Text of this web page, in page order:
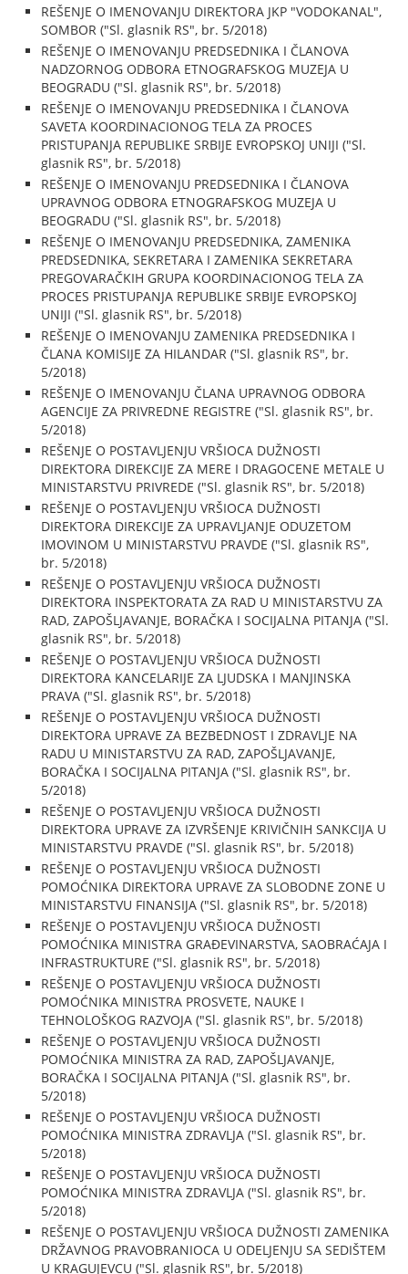
REŠENJE O IMENOVANJU DIREKTORA JKP "VODOKANAL",
SOMBOR ("Sl. glasnik RS", br. 5/2018)
REŠENJE O IMENOVANJU PREDSEDNIKA I ČLANOVA
NADZORNOG ODBORA ETNOGRAFSKOG MUZEJA U
BEOGRADU ("Sl. glasnik RS", br. 5/2018)
REŠENJE O IMENOVANJU PREDSEDNIKA I ČLANOVA
SAVETA KOORDINACIONOG TELA ZA PROCES
PRISTUPANJA REPUBLIKE SRBIJE EVROPSKOJ UNIJI ("Sl.
glasnik RS", br. 5/2018)
REŠENJE O IMENOVANJU PREDSEDNIKA I ČLANOVA
UPRAVNOG ODBORA ETNOGRAFSKOG MUZEJA U
BEOGRADU ("Sl. glasnik RS", br. 5/2018)
REŠENJE O IMENOVANJU PREDSEDNIKA, ZAMENIKA
PREDSEDNIKA, SEKRETARA I ZAMENIKA SEKRETARA
PREGOVARAČKIH GRUPA KOORDINACIONOG TELA ZA
PROCES PRISTUPANJA REPUBLIKE SRBIJE EVROPSKOJ
UNIJI ("Sl. glasnik RS", br. 5/2018)
REŠENJE O IMENOVANJU ZAMENIKA PREDSEDNIKA I
ČLANA KOMISIJE ZA HILANDAR ("Sl. glasnik RS", br.
5/2018)
REŠENJE O IMENOVANJU ČLANA UPRAVNOG ODBORA
AGENCIJE ZA PRIVREDNE REGISTRE ("Sl. glasnik RS", br.
5/2018)
REŠENJE O POSTAVLJENJU VRŠIOCA DUŽNOSTI
DIREKTORA DIREKCIJE ZA MERE I DRAGOCENE METALE U
MINISTARSTVU PRIVREDE ("Sl. glasnik RS", br. 5/2018)
REŠENJE O POSTAVLJENJU VRŠIOCA DUŽNOSTI
DIREKTORA DIREKCIJE ZA UPRAVLJANJE ODUZETOM
IMOVINOM U MINISTARSTVU PRAVDE ("Sl. glasnik RS",
br. 5/2018)
REŠENJE O POSTAVLJENJU VRŠIOCA DUŽNOSTI
DIREKTORA INSPEKTORATA ZA RAD U MINISTARSTVU ZA
RAD, ZAPOŠLJAVANJE, BORAČKA I SOCIJALNA PITANJA ("Sl.
glasnik RS", br. 5/2018)
REŠENJE O POSTAVLJENJU VRŠIOCA DUŽNOSTI
DIREKTORA KANCELARIJE ZA LJUDSKA I MANJINSKA
PRAVA ("Sl. glasnik RS", br. 5/2018)
REŠENJE O POSTAVLJENJU VRŠIOCA DUŽNOSTI
DIREKTORA UPRAVE ZA BEZBEDNOST I ZDRAVLJE NA
RADU U MINISTARSTVU ZA RAD, ZAPOŠLJAVANJE,
BORAČKA I SOCIJALNA PITANJA ("Sl. glasnik RS", br.
5/2018)
REŠENJE O POSTAVLJENJU VRŠIOCA DUŽNOSTI
DIREKTORA UPRAVE ZA IZVRŠENJE KRIVIČNIH SANKCIJA U
MINISTARSTVU PRAVDE ("Sl. glasnik RS", br. 5/2018)
REŠENJE O POSTAVLJENJU VRŠIOCA DUŽNOSTI
POMOĆNIKA DIREKTORA UPRAVE ZA SLOBODNE ZONE U
MINISTARSTVU FINANSIJA ("Sl. glasnik RS", br. 5/2018)
REŠENJE O POSTAVLJENJU VRŠIOCA DUŽNOSTI
POMOĆNIKA MINISTRA GRAĐEVINARSTVA, SAOBRAĆAJA I
INFRASTRUKTURE ("Sl. glasnik RS", br. 5/2018)
REŠENJE O POSTAVLJENJU VRŠIOCA DUŽNOSTI
POMOĆNIKA MINISTRA PROSVETE, NAUKE I
TEHNOLOŠKOG RAZVOJA ("Sl. glasnik RS", br. 5/2018)
REŠENJE O POSTAVLJENJU VRŠIOCA DUŽNOSTI
POMOĆNIKA MINISTRA ZA RAD, ZAPOŠLJAVANJE,
BORAČKA I SOCIJALNA PITANJA ("Sl. glasnik RS", br.
5/2018)
REŠENJE O POSTAVLJENJU VRŠIOCA DUŽNOSTI
POMOĆNIKA MINISTRA ZDRAVLJA ("Sl. glasnik RS", br.
5/2018)
REŠENJE O POSTAVLJENJU VRŠIOCA DUŽNOSTI
POMOĆNIKA MINISTRA ZDRAVLJA ("Sl. glasnik RS", br.
5/2018)
REŠENJE O POSTAVLJENJU VRŠIOCA DUŽNOSTI ZAMENIKA
DRŽAVNOG PRAVOBRANIOCA U ODELJENJU SA SEDIŠTEM
U KRAGUJEVCU ("Sl. glasnik RS", br. 5/2018)